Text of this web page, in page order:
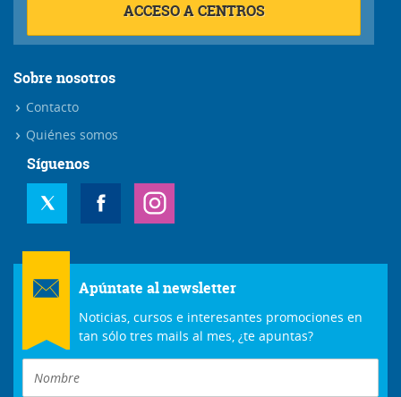
ACCESO A CENTROS
Sobre nosotros
Contacto
Quiénes somos
Síguenos
Apúntate al newsletter
Noticias, cursos e interesantes promociones en
tan sólo tres mails al mes, ¿te apuntas?